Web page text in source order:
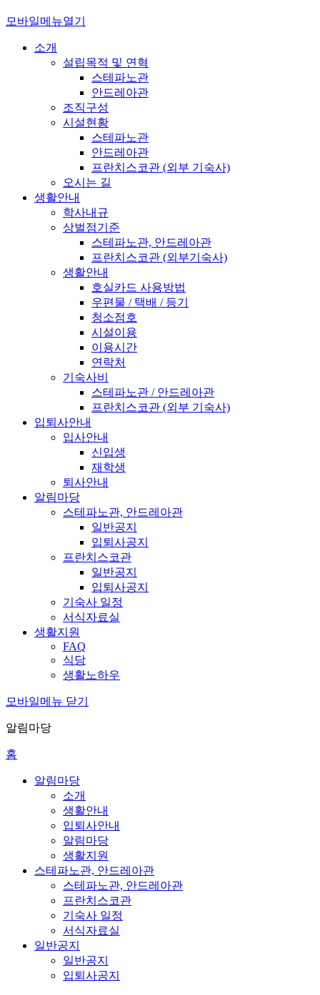
모바일메뉴열기
소개
설립목적 및 연혁
스테파노관
안드레아관
조직구성
시설현황
스테파노관
안드레아관
프란치스코관 (외부 기숙사)
오시는 길
생활안내
학사내규
상벌점기준
스테파노관, 안드레아관
프란치스코관 (외부기숙사)
생활안내
호실카드 사용방법
우편물 / 택배 / 등기
청소점호
시설이용
이용시간
연락처
기숙사비
스테파노관 / 안드레아관
프란치스코관 (외부 기숙사)
입퇴사안내
입사안내
신입생
재학생
퇴사안내
알림마당
스테파노관, 안드레아관
일반공지
입퇴사공지
프란치스코관
일반공지
입퇴사공지
기숙사 일정
서식자료실
생활지원
FAQ
식당
생활노하우
모바일메뉴 닫기
알림마당
홈
알림마당
소개
생활안내
입퇴사안내
알림마당
생활지원
스테파노관, 안드레아관
스테파노관, 안드레아관
프란치스코관
기숙사 일정
서식자료실
일반공지
일반공지
입퇴사공지